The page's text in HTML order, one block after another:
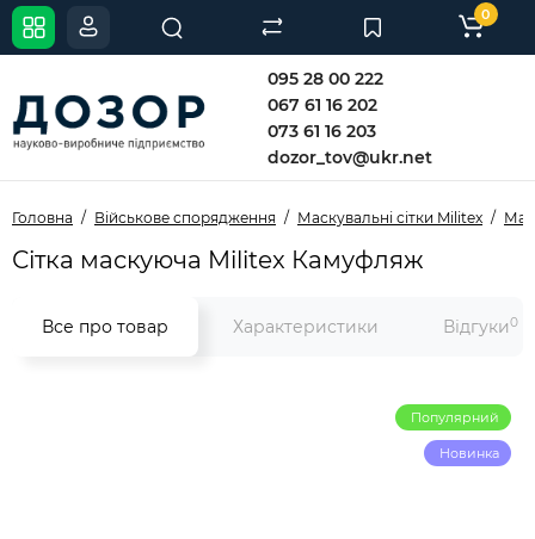
095 28 00 222
067 61 16 202
073 61 16 203
dozor_tov@ukr.net
0
Головна Військове спорядження Маскувальні сітки Militex
Сітка маскуюча Militex Камуфляж
Все про товар Характеристики Відгуки0
Популярний
Новинка